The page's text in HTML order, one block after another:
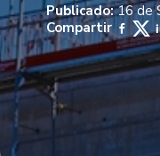
Publicado:16 de
Compartir